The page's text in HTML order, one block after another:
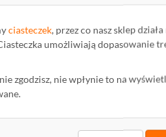
ciasteczek , przez co nasz sklep
umożliwiają dopasowanie
nie zgodzisz, nie wpłynie to na
Informatora